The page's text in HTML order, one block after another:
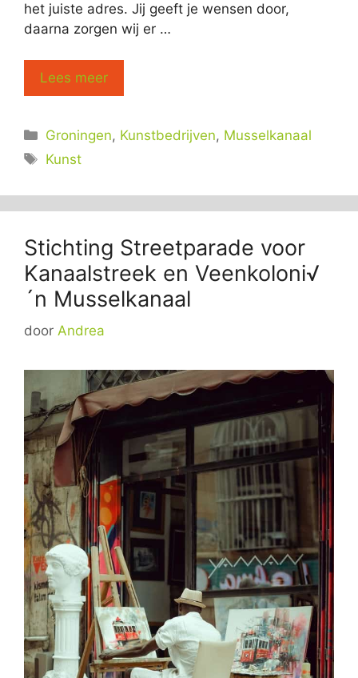
het juiste adres. Jij geeft je wensen door,
daarna zorgen wij er …
Lees meer
Categorieën
Groningen, Kunstbedrijven, Musselkanaal
Tags
Kunst
Stichting Streetparade voor
Kanaalstreek en Veenkoloni√
´n Musselkanaal
door Andrea